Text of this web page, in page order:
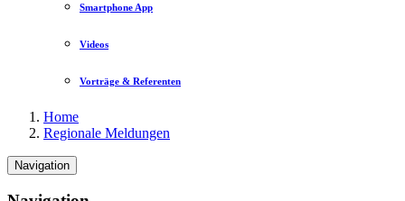
Smartphone App
Videos
Vorträge & Referenten
Home
Regionale Meldungen
Navigation